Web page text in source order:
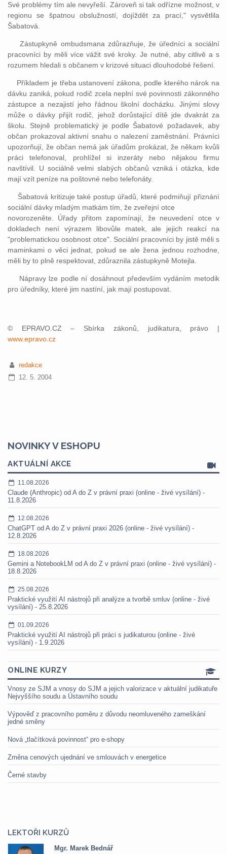
Své problémy tím ale nevyřeší. Zároveň si tak odřízne možnost, v
regionu se špatnou obslužností, dojíždět za prací," vysvětlila
Šabatová.
Zástupkyně ombudsmana zdůrazňuje, že úředníci a sociální
pracovníci by měli více vážit své kroky. Je nutné, aby citlivě a s
rozumem hledali s občanem v krizové situaci dlouhodobé řešení.
Příkladem je třeba ustanovení zákona, podle kterého nárok na
dávku zaniká, pokud rodič zcela neplní své povinnosti zákonného
zástupce a nezajistí jeho řádnou školní docházku. Jinými slovy
může o dávky přijít rodič, jehož dorůstající dítě jde dvakrát za
školu. Stejně problematický je podle Šabatové požadavek, aby
občan prokazoval aktivní snahu o nalezení zaměstnání. Právníci
upozorňují, že občan nemá jak úřadům prokázat, že někam kvůli
práci telefonoval, prohlížel si inzeráty nebo nějakou firmu
navštívil. U sociálně velmi slabých občanů vzniká i otázka, kde
mají vzít peníze na poštovné nebo telefonáty.
Šabatová kritizuje také postup úřadů, které podmiňují přiznání
sociální dávky mladým matkám tím, že zveřejní otce
novorozeněte. Úřady přitom zapomínají, že neuvedení otce v
dokladech není výrazem libovůle matek, ale jejich reakcí na
"problematickou osobnost otce". Sociální pracovníci by jistě měli s
maminkami o věci jednat, pokud se ale žena jednou rozhodne,
měli by to plně respektovat, zdůraznila zástupkyně Motejla.
Nápravy lze podle ní dosáhnout především vydáním metodik
pro úředníky, které jim nastíní, jak mají postupovat.
© EPRAVO.CZ – Sbírka zákonů, judikatura, právo |
www.epravo.cz
redakce
12. 5. 2004
NOVINKY V ESHOPU
AKTUÁLNÍ AKCE
11.08.2026
Claude (Anthropic) od A do Z v právní praxi (online - živé vysílání) -
11.8.2026
12.08.2026
ChatGPT od A do Z v právní praxi 2026 (online - živé vysílání) -
12.8.2026
18.08.2026
Gemini a NotebookLM od A do Z v právní praxi (online - živé vysílání) -
18.8.2026
25.08.2026
Praktické využití AI nástrojů při analýze a tvorbě smluv (online - živé
vysílání) - 25.8.2026
01.09.2026
Praktické využití AI nástrojů při práci s judikaturou (online - živé
vysílání) - 1.9.2026
ONLINE KURZY
Vnosy ze SJM a vnosy do SJM a jejich valorizace v aktuální judikatuře
Nejvyššího soudu a Ústavního soudu
Výpověď z pracovního poměru z důvodu neomluveného zameškání
jedné směny
Nová „tlačítková povinnost“ pro e-shopy
Změna cenových ujednání ve smlouvách v energetice
Černé stavby
LEKTOŘI KURZŮ
Mgr. Marek Bednář